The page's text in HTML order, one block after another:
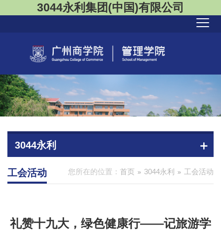
3044永利集团(中国)有限公司
3044永利
您所在的位置： 首页 3044永利 工会活动
工会活动
礼赞十九大，绿色健康行——记旅游学